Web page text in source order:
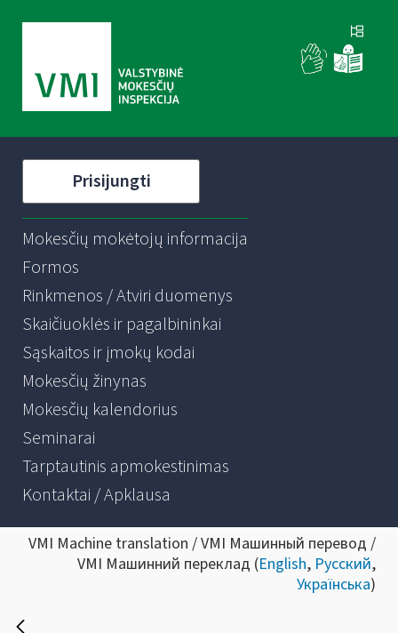
Prisijungti
Mokesčių mokėtojų informacija
Formos
Rinkmenos / Atviri duomenys
Skaičiuoklės ir pagalbininkai
Sąskaitos ir įmokų kodai
Mokesčių žinynas
Mokesčių kalendorius
Seminarai
Tarptautinis apmokestinimas
Kontaktai / Apklausa
VMI Machine translation / VMI Машинный перевод /
VMI Машинний переклад (English, Русский,
Українська)